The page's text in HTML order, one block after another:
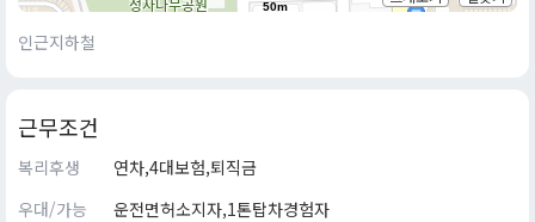
50m
인근지하철
근무조건
복리후생
연차,4대보험,퇴직금
우대/가능
운전면허소지자,1톤탑차경험자